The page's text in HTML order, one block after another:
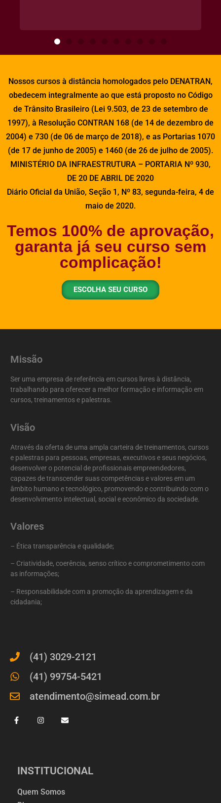
Nossos cursos à distância homologados pelo DENATRAN,
obedecem integralmente ao que está proposto no Código
de Trânsito Brasileiro (Lei 9.503, de 23 de setembro de
1997), à Resolução CONTRAN 168 (de 14 de dezembro de
2004) e 730 (de 06 de março de 2018), e as Portarias 1070
(de 17 de junho de 2005) e 1460 (de 26 de julho de 2005).
MINISTÉRIO DA INFRAESTRUTURA – PORTARIA Nº 930,
DE 20 DE ABRIL DE 2020
Diário Oficial da União, Seção 1, Nº 83, segunda-feira, 4 de
maio de 2020.
Temos 100% de aprovação,
garanta já seu curso sem
complicação!
ESCOLHA SEU CURSO
INSTITUCIONAL
Quem Somos
(41) 3029-2121
(41) 99754-5421
atendimento@simead.com.br
Missão
Ser uma empresa de referência em cursos livres à distância,
trabalhando para oferecer a melhor formação e informação em
cursos, treinamentos e palestras.
Visão
Através da oferta de uma ampla carteira de treinamentos, cursos
e palestras para pessoas, empresas, executivos e seus negócios,
desenvolver o potencial de profissionais empreendedores,
capazes de transcender suas competências e valores em um
âmbito humano e tecnológico, promovendo e contribuindo com o
desenvolvimento intelectual, social e econômico da sociedade.
Valores
– Ética transparência e qualidade;
– Criatividade, coerência, senso crítico e comprometimento com
as informações;
– Responsabilidade com a promoção da aprendizagem e da
cidadania;